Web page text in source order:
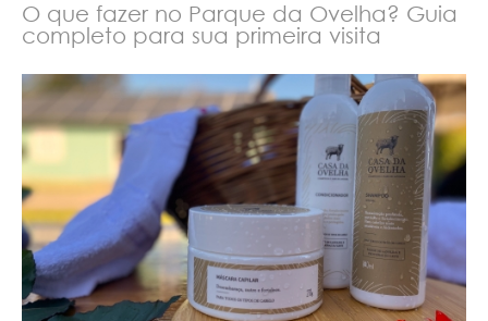
O que fazer no Parque da Ovelha? Guia
completo para sua primeira visita